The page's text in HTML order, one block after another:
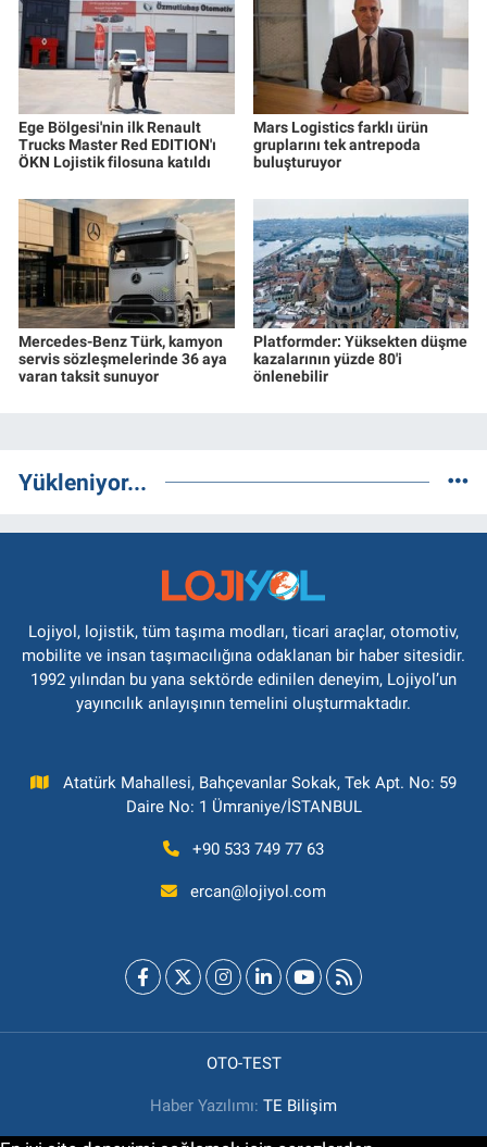
Ege Bölgesi'nin ilk Renault
Trucks Master Red EDITION'ı
ÖKN Lojistik filosuna katıldı
Mars Logistics farklı ürün
gruplarını tek antrepoda
buluşturuyor
Mercedes-Benz Türk, kamyon
servis sözleşmelerinde 36 aya
varan taksit sunuyor
Platformder: Yüksekten düşme
kazalarının yüzde 80'i
önlenebilir
Yükleniyor...
Lojiyol, lojistik, tüm taşıma modları, ticari araçlar, otomotiv,
mobilite ve insan taşımacılığına odaklanan bir haber sitesidir.
1992 yılından bu yana sektörde edinilen deneyim, Lojiyol’un
yayıncılık anlayışının temelini oluşturmaktadır.
Atatürk Mahallesi, Bahçevanlar Sokak, Tek Apt. No: 59
Daire No: 1 Ümraniye/İSTANBUL
+90 533 749 77 63
ercan@lojiyol.com
OTO-TEST
Haber Yazılımı: TE Bilişim